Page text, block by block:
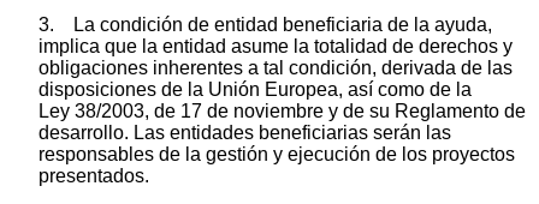
3. La condición de entidad beneficiaria de la ayuda,
implica que la entidad asume la totalidad de derechos y
obligaciones inherentes a tal condición, derivada de las
disposiciones de la Unión Europea, así como de la
Ley 38/2003, de 17 de noviembre y de su Reglamento de
desarrollo. Las entidades beneficiarias serán las
responsables de la gestión y ejecución de los proyectos
presentados.